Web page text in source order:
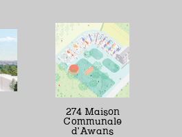
274 Maison
Communale
d'Awans